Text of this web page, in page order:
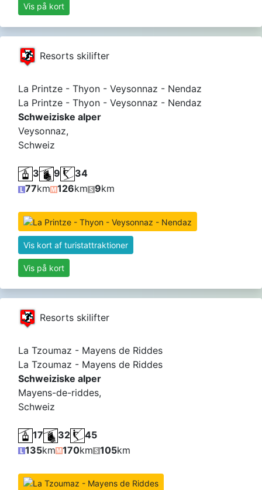
Vis på kort
Resorts skilifter
La Printze - Thyon - Veysonnaz - Nendaz
La Printze - Thyon - Veysonnaz - Nendaz
Schweiziske alper
Veysonnaz,
Schweiz
3 9
34
77km 126km 9km
Vis kort af turistattraktioner
Vis på kort
Resorts skilifter
La Tzoumaz - Mayens de Riddes
La Tzoumaz - Mayens de Riddes
Schweiziske alper
Mayens-de-riddes,
Schweiz
17 32
45
135km 170km 105km